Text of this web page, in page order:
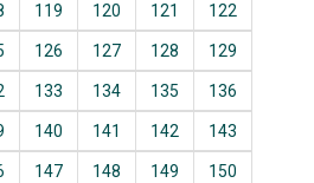
119 120 121 122
126 127 128 129
133 134 135 136
140 141 142 143
147 148 149 150